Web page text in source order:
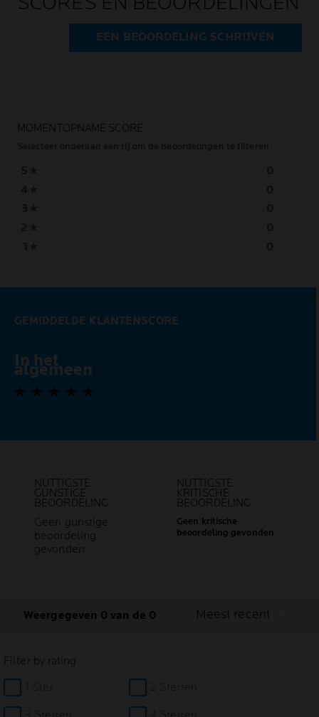
EEN BEOORDELING SCHRIJVEN
MOMENTOPNAME SCORE
GEMIDDELDE KLANTENSCORE
In het
algemeen
0,0 out of 5 stars
NUTTIGSTE
GUNSTIGE
BEOORDELING
Geen gunstige
beoordeling
gevonden
NUTTIGSTE
KRITISCHE
BEOORDELING
Geen kritische
beoordeling gevonden
Weergegeven 0 van de 0 Meest recent
Filter by rating